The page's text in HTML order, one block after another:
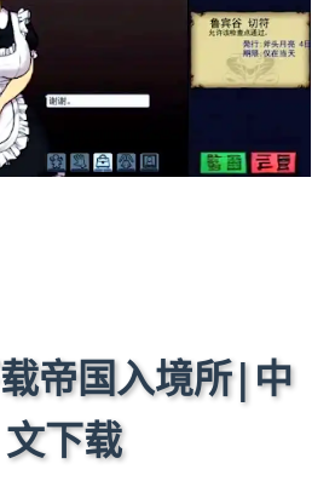
帝国入境所|中
文下载